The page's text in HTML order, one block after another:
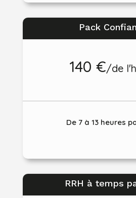
Pack
140 €/de
De 7 à 13 heures
RRH à temps